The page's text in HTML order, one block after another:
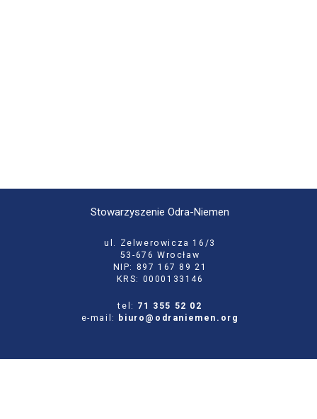
Stowarzyszenie Odra-Niemen
ul. Zelwerowicza 16/3
53-676 Wrocław
NIP: 897 167 89 21
KRS: 0000133146
tel: 71 355 52 02
e-mail:
biuro@odraniemen.org